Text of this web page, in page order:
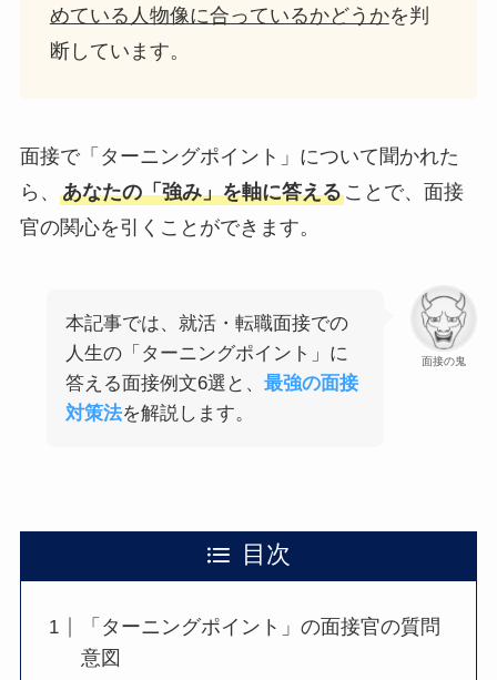
めている人物像に合っているかどうかを判
断しています。
面接で「ターニングポイント」について聞かれた
ら、 あなたの「強み」を軸に答えることで、面接
官の関心を引くことができます。
面接の鬼
本記事では、就活・転職面接での
人生の「ターニングポイント」に
答える面接例文6選と、 最強の面接
対策法を解説します。
目次
「ターニングポイント」の面接官の質問
意図